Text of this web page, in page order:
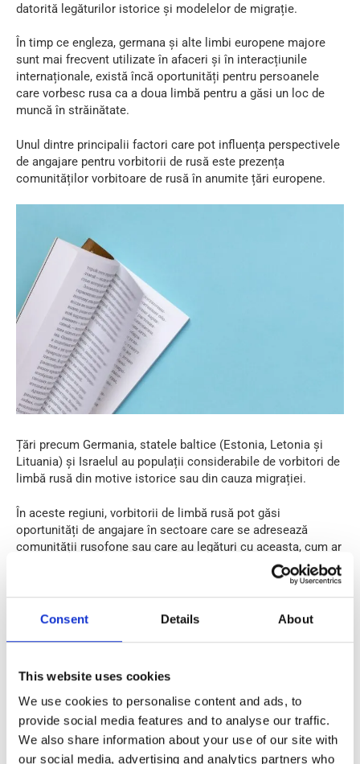
Consent Details About
This website uses cookies
We use cookies to personalise content and ads, to
provide social media features and to analyse our traffic.
We also share information about your use of our site with
our social media, advertising and analytics partners who
datorită legăturilor istorice și modelelor de migrație.
În timp ce engleza, germana și alte limbi europene majore
sunt mai frecvent utilizate în afaceri și în interacțiunile
internaționale, există încă oportunități pentru persoanele
care vorbesc rusa ca a doua limbă pentru a găsi un loc de
muncă în străinătate.
Unul dintre principalii factori care pot influența perspectivele
de angajare pentru vorbitorii de rusă este prezența
comunităților vorbitoare de rusă în anumite țări europene.
Țări precum Germania, statele baltice (Estonia, Letonia și
Lituania) și Israelul au populații considerabile de vorbitori de
limbă rusă din motive istorice sau din cauza migrației.
În aceste regiuni, vorbitorii de limbă rusă pot găsi
oportunități de angajare în sectoare care se adresează
comunității rusofone sau care au legături cu aceasta, cum ar
fi mass-media, industria ospitalității, organizațiile culturale
De exemplu, în Germania, în special în orașe precum Berlin,
Există o comunitate rusă considerabilă în Germania, ceea ce
a dus la unele cazuri excepționale în care companiile de
producție germane angajează persoane care vorbesc doar